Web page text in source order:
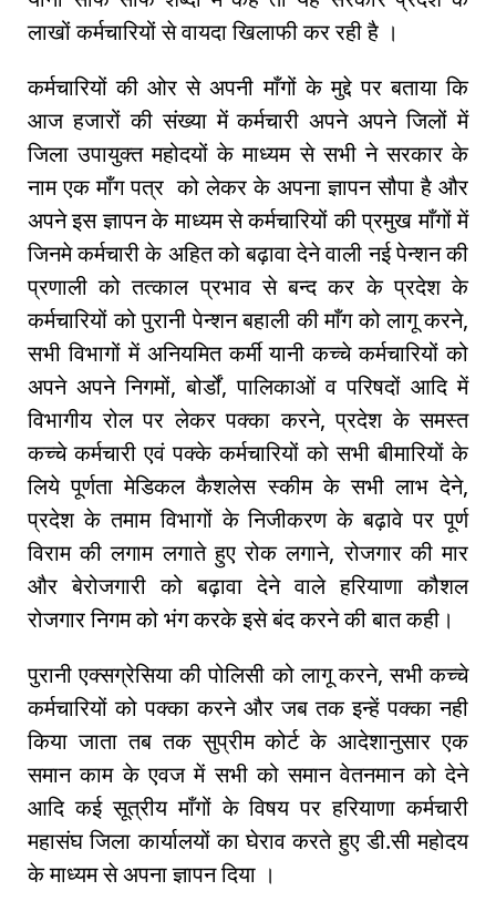
लाखों कर्मचारियों से वायदा खिलाफी कर रही है ।
कर्मचारियों की ओर से अपनी माँगों के मुद्दे पर बताया कि
आज हजारों की संख्या में कर्मचारी अपने अपने जिलों में
जिला उपायुक्त महोदयों के माध्यम से सभी ने सरकार के
नाम एक माँग पत्र को लेकर के अपना ज्ञापन सौपा है और
अपने इस ज्ञापन के माध्यम से कर्मचारियों की प्रमुख माँगों में
जिनमे कर्मचारी के अहित को बढ़ावा देने वाली नई पेन्शन की
प्रणाली को तत्काल प्रभाव से बन्द कर के प्रदेश के
कर्मचारियों को पुरानी पेन्शन बहाली की माँग को लागू करने,
सभी विभागों में अनियमित कर्मी यानी कच्चे कर्मचारियों को
अपने अपने निगमों, बोर्डों, पालिकाओं व परिषदों आदि में
विभागीय रोल पर लेकर पक्का करने, प्रदेश के समस्त
कच्चे कर्मचारी एवं पक्के कर्मचारियों को सभी बीमारियों के
लिये पूर्णता मेडिकल कैशलेस स्कीम के सभी लाभ देने,
प्रदेश के तमाम विभागों के निजीकरण के बढ़ावे पर पूर्ण
विराम की लगाम लगाते हुए रोक लगाने, रोजगार की मार
और बेरोजगारी को बढ़ावा देने वाले हरियाणा कौशल
रोजगार निगम को भंग करके इसे बंद करने की बात कही।
पुरानी एक्सग्रेसिया की पोलिसी को लागू करने, सभी कच्चे
कर्मचारियों को पक्का करने और जब तक इन्हें पक्का नही
किया जाता तब तक सुप्रीम कोर्ट के आदेशानुसार एक
समान काम के एवज में सभी को समान वेतनमान को देने
आदि कई सूत्रीय माँगों के विषय पर हरियाणा कर्मचारी
महासंघ जिला कार्यालयों का घेराव करते हुए डी.सी महोदय
के माध्यम से अपना ज्ञापन दिया ।